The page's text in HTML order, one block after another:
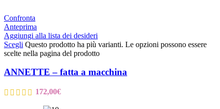
Confronta
Anteprima
Aggiungi alla lista dei desideri
Scegli Questo prodotto ha più varianti. Le opzioni possono essere
scelte nella pagina del prodotto
ANNETTE – fatta a macchina
172,00€